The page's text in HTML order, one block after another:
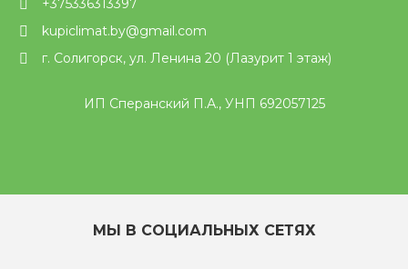
+375336313397
kupiclimat.by@gmail.com
г. Солигорск, ул. Ленина 20 (Лазурит 1 этаж)
ИП Сперанский П.А., УНП 692057125
МЫ В СОЦИАЛЬНЫХ СЕТЯХ